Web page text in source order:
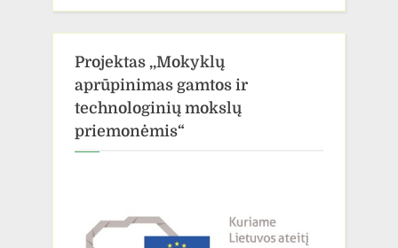
Projektas ,,Mokyklų
aprūpinimas gamtos ir
technologinių mokslų
priemonėmis“